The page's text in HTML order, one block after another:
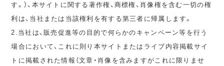
す。）、本サイトに関する著作権、商標権、肖像権を含む一切の権
利は、当社または当該権利を有する第三者に帰属します。
2.当社は、販売促進等の目的で何らかのキャンペーン等を行う
場合において、これに則り本サイトまたはライブ内容掲載サイ
トに掲載された情報（文章・肖像を含みますがこれに限りませ